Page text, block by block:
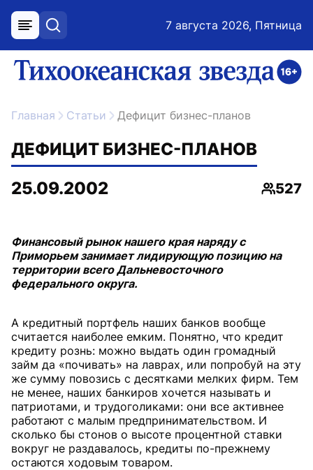
меню поиск 7 августа 2026, Пятница
ссылка на главную
Главная Статьи Дефицит бизнес-планов
ДЕФИЦИТ БИЗНЕС-ПЛАНОВ
25.09.2002
527
Финансовый рынок нашего края наряду с
Приморьем занимает лидирующую позицию на
территории всего Дальневосточного
федерального округа.
А кредитный портфель наших банков вообще
считается наиболее емким. Понятно, что кредит
кредиту рознь: можно выдать один громадный
займ да «почивать» на лаврах, или попробуй на эту
же сумму повозись с десятками мелких фирм. Тем
не менее, наших банкиров хочется называть и
патриотами, и трудоголиками: они все активнее
работают с малым предпринимательством. И
сколько бы стонов о высоте процентной ставки
вокруг не раздавалось, кредиты по-прежнему
остаются ходовым товаром.